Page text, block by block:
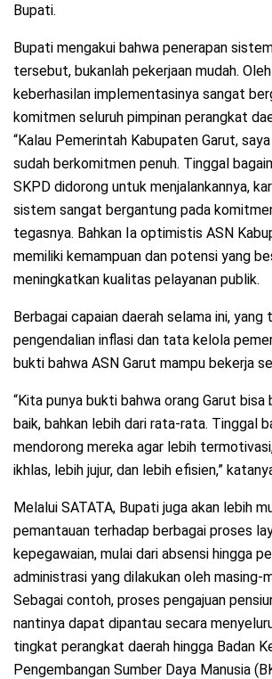
Bupati.
Bupati mengakui bahwa penerapan
tersebut, bukanlah pekerjaan mudah.
keberhasilan implementasinya sangat
komitmen seluruh pimpinan perangkat
“Kalau Pemerintah Kabupaten Garut,
sudah berkomitmen penuh. Tinggal
SKPD didorong untuk menjalankannya,
sistem sangat bergantung pada
tegasnya. Bahkan Ia optimistis ASN
memiliki kemampuan dan potensi yang
meningkatkan kualitas pelayanan publik.
Berbagai capaian daerah selama ini, yang
pengendalian inflasi dan tata kelola
bukti bahwa ASN Garut mampu bekerja
“Kita punya bukti bahwa orang Garut bisa
baik, bahkan lebih dari rata-rata. Tinggal
mendorong mereka agar lebih
ikhlas, lebih jujur, dan lebih efisien,”
Melalui SATATA, Bupati juga akan lebih
pemantauan terhadap berbagai proses
kepegawaian, mulai dari absensi hingga
administrasi yang dilakukan oleh masing-
Sebagai contoh, proses pengajuan
nantinya dapat dipantau secara
tingkat perangkat daerah hingga Badan
Pengembangan Sumber Daya Manusia